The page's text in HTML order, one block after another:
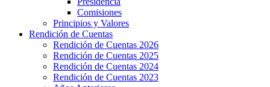
Comisiones
Principios y Valores
Rendición de Cuentas
Rendición de Cuentas 2026
Rendición de Cuentas 2025
Rendición de Cuentas 2024
Rendición de Cuentas 2023